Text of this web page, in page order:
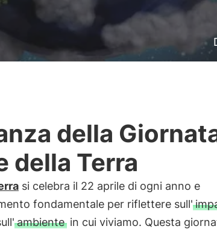
della
della Terra
si celebra il 22 aprile di ogni anno e
fondamentale per riflettere sull'
ambientein cui viviamo. Questa